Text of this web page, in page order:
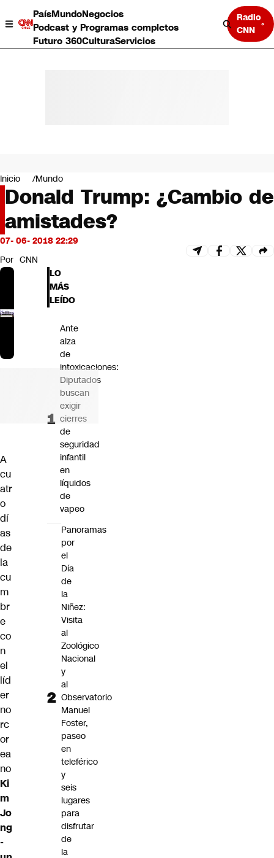
PaísMundoNegocios
Podcast y Programas completos
Futuro 360CulturaServicios
Radio
CNN
Negocios
Deportes
Programas completos
Cultura
Servicios
Bits
CNN Data
CNN tiempo
Futuro 360
Inicio Mundo
Donald Trump: ¿Cambio de
amistades?
07- 06- 2018 22:29
Por CNN
A
cu
atr
o
dí
as
de
la
cu
m
br
e
co
n
el
líd
er
no
rc
or
ea
no
Ki
m
Jo
ng
-
LO
MÁS
LEÍDO
Ante
alza
de
intoxicaciones:
Diputados
buscan
exigir
cierres
de
seguridad
infantil
en
líquidos
de
vapeo
Panoramas
por
el
Día
de
la
Niñez:
Visita
al
Zoológico
Nacional
y
al
Observatorio
Manuel
Foster,
paseo
en
teleférico
y
seis
lugares
para
disfrutar
de
la